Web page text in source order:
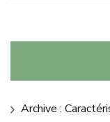
Archive :